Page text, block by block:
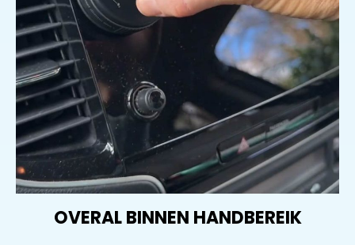
OVERAL BINNEN HANDBEREIK